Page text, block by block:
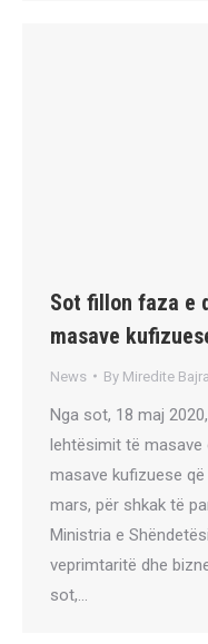
Sot fillon faza e
masave
News By Miredite
Nga sot, 18 maj
lehtësimit të masave
masave kufizuese
mars, për shkak të
Ministria e
veprimtaritë dhe
sot,…